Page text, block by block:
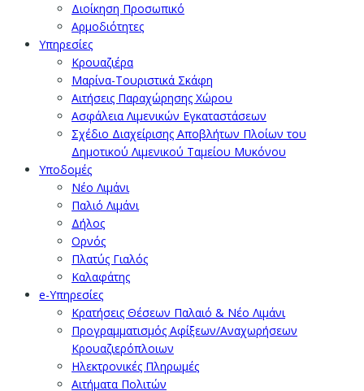
Διοίκηση Προσωπικό
Αρμοδιότητες
Υπηρεσίες
Κρουαζιέρα
Μαρίνα-Τουριστικά Σκάφη
Αιτήσεις Παραχώρησης Χώρου
Ασφάλεια Λιμενικών Εγκαταστάσεων
Σχέδιο Διαχείρισης Αποβλήτων Πλοίων του
Δημοτικού Λιμενικού Ταμείου Μυκόνου
Υποδομές
Νέο Λιμάνι
Παλιό Λιμάνι
Δήλος
Ορνός
Πλατύς Γιαλός
Καλαφάτης
e-Υπηρεσίες
Κρατήσεις Θέσεων Παλαιό & Νέο Λιμάνι
Προγραμματισμός Αφίξεων/Αναχωρήσεων
Κρουαζιερόπλοιων
Ηλεκτρονικές Πληρωμές
Αιτήματα Πολιτών